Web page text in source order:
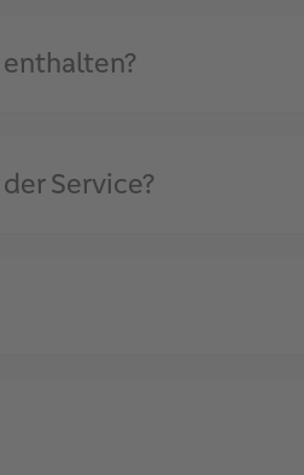
enthalten?
Service?